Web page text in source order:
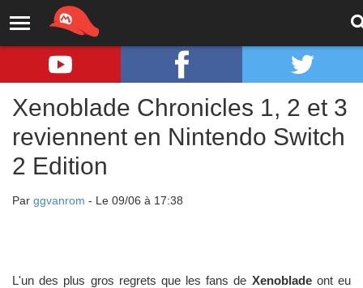
Xenoblade Chronicles 1, 2 et 3
reviennent en Nintendo Switch
2 Edition
Par ggvanrom - Le 09/06 à 17:38
L'un des plus gros regrets que les fans de Xenobladeont eu